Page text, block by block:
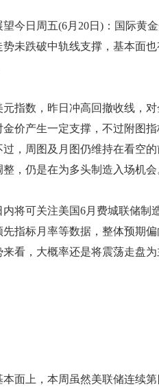
日周五(6月20日)：国际黄金
势未跌破中轨线支撑，基本面
数，昨日冲高回撤收线，对
金价产生一定支撑，不过附图
过，周图及月图仍维持在看空
整，仍是在为多头制造入场机会
可关注美国6月费城联储制造
先指标月率等数据，整体预期
来看，大概率还是将震荡走盘为
上，本周虽然美联储连续第